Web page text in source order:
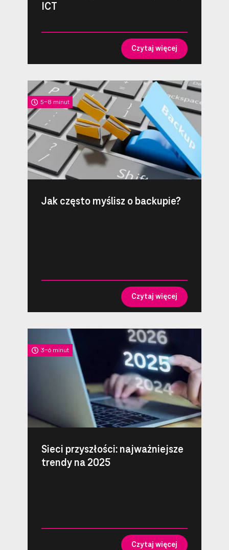
ICT
Czytaj więcej
5-8 minut
Jak często myślisz o backupie?
Czytaj więcej
3-6 minut
Sieci przyszłości: najważniejsze
trendy na 2025
Czytaj więcej